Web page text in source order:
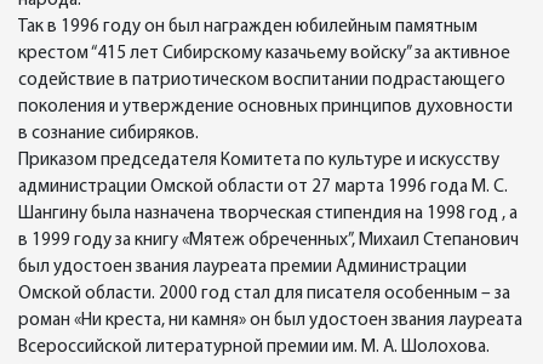
Так в 1996 году он был награжден юбилейным памятным
крестом “415 лет Сибирскому казачьему войску” за активное
содействие в патриотическом воспитании подрастающего
поколения и утверждение основных принципов духовности
в сознание сибиряков.
Приказом председателя Комитета по культуре и искусству
администрации Омской области от 27 марта 1996 года М. С.
Шангину была назначена творческая стипендия на 1998 год , а
в 1999 году за книгу «Мятеж обреченных”, Михаил Степанович
был удостоен звания лауреата премии Администрации
Омской области. 2000 год стал для писателя особенным – за
роман «Ни креста, ни камня» он был удостоен звания лауреата
Всероссийской литературной премии им. М. А. Шолохова.